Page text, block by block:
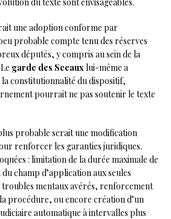
une adoption conforme par
probable compte tenu des réserves
députés, y compris au sein de la
garde des Sceaux lui-même a
constitutionnalité du dispositif,
pourrait ne pas soutenir le texte
probable serait une modification
renforcer les garanties juridiques.
: limitation de la durée maximale de
champ d’application aux seules
mentaux avérés, renforcement
procédure, ou encore création d’un
automatique à intervalles plus